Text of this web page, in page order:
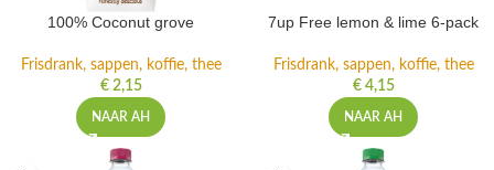
100% Coconut grove
Frisdrank, sappen, koffie, thee
€2,15
NAAR AH
7up Free lemon & lime 6-pack
Frisdrank, sappen, koffie, thee
€4,15
NAAR AH